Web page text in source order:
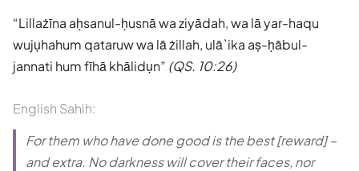
Lillażīna aḥsanul-ḥusnā wa ziyādah, wa lā yar-haqu
wujụhahum qataruw wa lā żillah, ulā`ika aṣ-ḥābul-
jannati hum fīhā khālidụn (QS. 10:26)
English Sahih:
For them who have done good is the best [reward] –
and extra. No darkness will cover their faces, nor